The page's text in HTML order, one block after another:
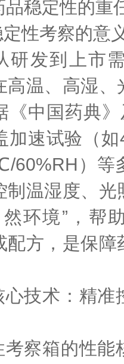
稳定性的重
考察的意
发到上市需
高温、高湿
《中国药典
加速试验（
60%RH）等
制温湿度、
环境”，帮
配方，是保
术：精准
箱的性能